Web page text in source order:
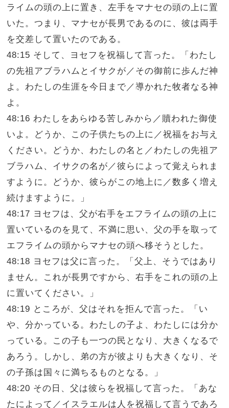
ライムの頭の上に置き、左手をマナセの頭の上に置
いた。つまり、マナセが長男であるのに、彼は両手
を交差して置いたのである。
48:15 そして、ヨセフを祝福して言った。「わたし
の先祖アブラハムとイサクが／その御前に歩んだ神
よ。わたしの生涯を今日まで／導かれた牧者なる神
よ。
48:16 わたしをあらゆる苦しみから／贖われた御使
いよ。どうか、この子供たちの上に／祝福をお与え
ください。どうか、わたしの名と／わたしの先祖ア
ブラハム、イサクの名が／彼らによって覚えられま
すように。どうか、彼らがこの地上に／数多く増え
続けますように。」
48:17 ヨセフは、父が右手をエフライムの頭の上に
置いているのを見て、不満に思い、父の手を取って
エフライムの頭からマナセの頭へ移そうとした。
48:18 ヨセフは父に言った。「父上、そうではあり
ません。これが長男ですから、右手をこれの頭の上
に置いてください。」
48:19 ところが、父はそれを拒んで言った。「い
や、分かっている。わたしの子よ、わたしには分か
っている。この子も一つの民となり、大きくなるで
あろう。しかし、弟の方が彼よりも大きくなり、そ
の子孫は国々に満ちるものとなる。」
48:20 その日、父は彼らを祝福して言った。「あな
たによって／イスラエルは人を祝福して言うであろ